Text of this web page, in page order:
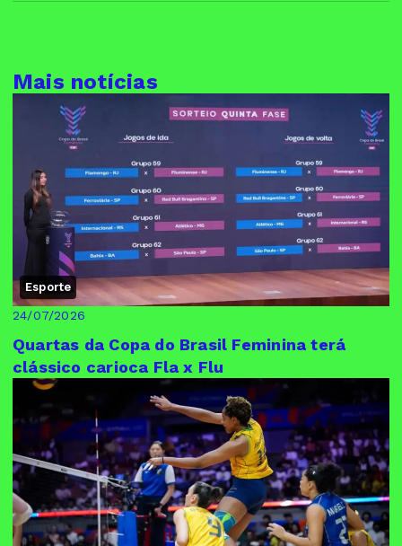
Mais notícias
Esporte
24/07/2026
Quartas da Copa do Brasil Feminina terá
clássico carioca Fla x Flu